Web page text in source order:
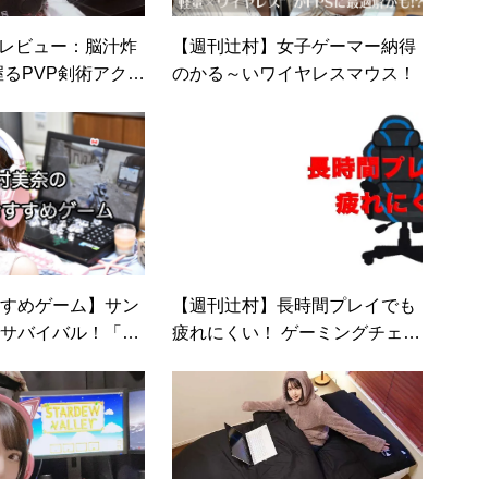
ビュー：脳汁炸
PVP剣術アクシ
【週刊辻村】女子ゲーマー納得
のかる～いワイヤレスマウス！
めゲーム】サン
バイバル！「Sc
【週刊辻村】長時間プレイでも
疲れにくい！ ゲーミングチェア